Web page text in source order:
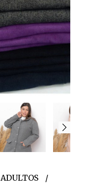
ADULTOS